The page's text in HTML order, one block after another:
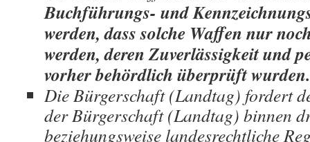
Buchführungs- und
werden, dass solche Waffen nur
werden, deren Zuverlässigkeit und
vorher behördlich überprüft wurden.
Die Bürgerschaft (Landtag) fordert
der Bürgerschaft (Landtag) binnen
beziehungsweise landesrechtliche